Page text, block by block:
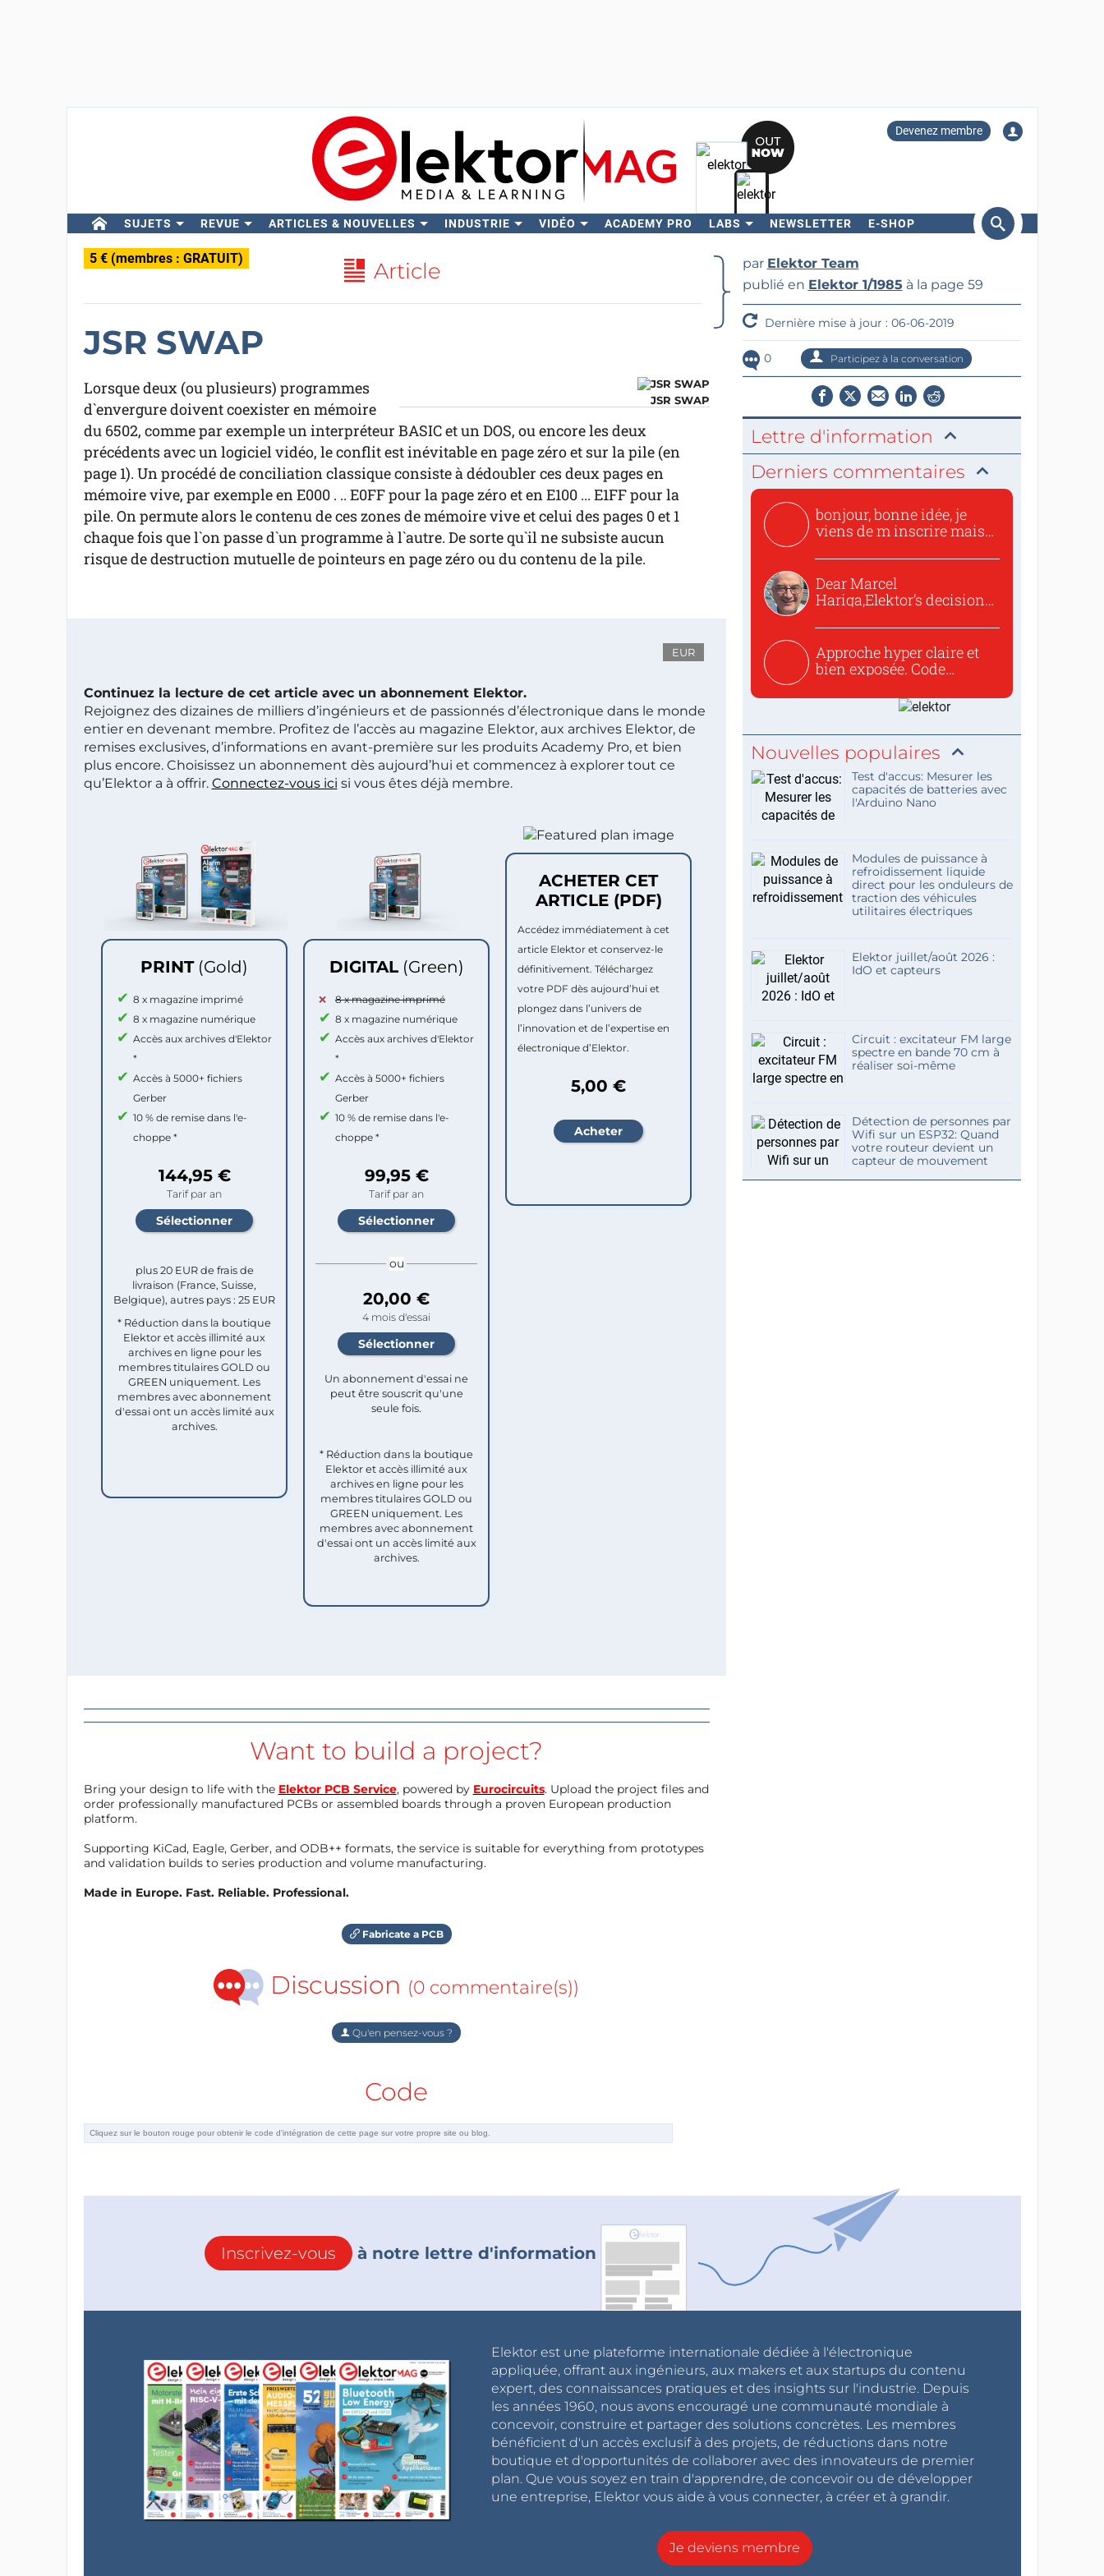
Devenez membre
SUJETS REVUE ARTICLES & NOUVELLES INDUSTRIE VIDÉO ACADEMY PRO LABS NEWSLETTER E-SHOP
Rechercher
5 € (membres : GRATUIT) Article
JSR SWAP
JSR SWAP
Lorsque deux (ou plusieurs) programmes
d`envergure doivent coexister en mémoire
du 6502, comme par exemple un interpréteur BASIC et un DOS, ou encore les deux
précédents avec un logiciel vidéo, le conflit est inévitable en page zéro et sur la pile (en
page 1). Un procédé de conciliation classique consiste à dédoubler ces deux pages en
mémoire vive, par exemple en E000 . .. E0FF pour la page zéro et en E100 ... E1FF pour la
pile. On permute alors le contenu de ces zones de mémoire vive et celui des pages 0 et 1
chaque fois que l`on passe d`un programme à l`autre. De sorte qu`il ne subsiste aucun
risque de destruction mutuelle de pointeurs en page zéro ou du contenu de la pile.
EUR
Continuez la lecture de cet article avec un abonnement Elektor.
Rejoignez des dizaines de milliers d’ingénieurs et de passionnés d’électronique dans le monde
entier en devenant membre. Profitez de l’accès au magazine Elektor, aux archives Elektor, de
remises exclusives, d’informations en avant-première sur les produits Academy Pro, et bien
plus encore. Choisissez un abonnement dès aujourd’hui et commencez à explorer tout ce
qu’Elektor a à offrir. Connectez-vous ici si vous êtes déjà membre.
PRINT (Gold)
8 x magazine imprimé
8 x magazine numérique
Accès aux archives d'Elektor
*
Accès à 5000+ fichiers
Gerber
10 % de remise dans l'e-
choppe *
144,95 €
Tarif par an
plus 20 EUR de frais de
livraison (France, Suisse,
Belgique), autres pays : 25 EUR
* Réduction dans la boutique
Elektor et accès illimité aux
archives en ligne pour les
membres titulaires GOLD ou
GREEN uniquement. Les
membres avec abonnement
d'essai ont un accès limité aux
archives.
DIGITAL (Green)
8 x magazine imprimé
8 x magazine numérique
Accès aux archives d'Elektor
*
Accès à 5000+ fichiers
Gerber
10 % de remise dans l'e-
choppe *
99,95 €
Tarif par an
ou
20,00 €
4 mois d'essai
Un abonnement d'essai ne
peut être souscrit qu'une
seule fois.​
* Réduction dans la boutique
Elektor et accès illimité aux
archives en ligne pour les
membres titulaires GOLD ou
GREEN uniquement. Les
membres avec abonnement
d'essai ont un accès limité aux
archives.
ACHETER CET
ARTICLE (PDF)
Accédez immédiatement à cet
article Elektor et conservez-le
définitivement. Téléchargez
votre PDF dès aujourd’hui et
plongez dans l’univers de
l’innovation et de l’expertise en
électronique d’Elektor.
5,00 €
Want to build a project?
Bring your design to life with the Elektor PCB Service, powered by Eurocircuits. Upload the project files and
order professionally manufactured PCBs or assembled boards through a proven European production
platform.
Supporting KiCad, Eagle, Gerber, and ODB++ formats, the service is suitable for everything from prototypes
and validation builds to series production and volume manufacturing.
Made in Europe. Fast. Reliable. Professional.
Fabricate a PCB
Discussion (0 commentaire(s))
Qu'en pensez-vous ?
Code
par Elektor Team
publié en Elektor 1/1985 à la page 59
Dernière mise à jour : 06-06-2019
0 Participez à la conversation
Lettre d'information
Derniers commentaires
bonjour, bonne idée, je
viens de m inscrire mais
Dear Marcel
Hariga,Elektor’s decision
Approche hyper claire et
bien exposée. Code
Nouvelles populaires
Test d'accus: Mesurer les
capacités de batteries avec
l'Arduino Nano
Modules de puissance à
refroidissement liquide
direct pour les onduleurs de
traction des véhicules
utilitaires électriques
Elektor juillet/août 2026 :
IdO et capteurs
Circuit : excitateur FM large
spectre en bande 70 cm à
réaliser soi-même
Détection de personnes par
Wifi sur un ESP32: Quand
votre routeur devient un
capteur de mouvement
Inscrivez-vous à notre lettre d'information
Elektor est une plateforme internationale dédiée à l'électronique
appliquée, offrant aux ingénieurs, aux makers et aux startups du contenu
expert, des connaissances pratiques et des insights sur l'industrie. Depuis
les années 1960, nous avons encouragé une communauté mondiale à
concevoir, construire et partager des solutions concrètes. Les membres
bénéficient d'un accès exclusif à des projets, de réductions dans notre
boutique et d'opportunités de collaborer avec des innovateurs de premier
plan. Que vous soyez en train d'apprendre, de concevoir ou de développer
une entreprise, Elektor vous aide à vous connecter, à créer et à grandir.
Je deviens membre